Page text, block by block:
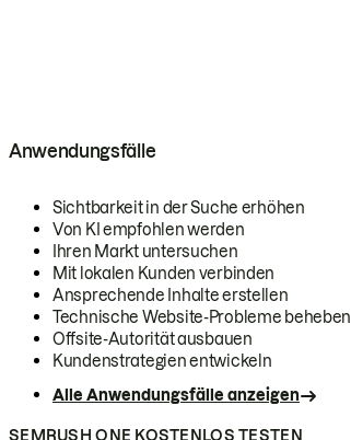
Anwendungsfälle
Sichtbarkeit in der Suche erhöhen
Von KI empfohlen werden
Ihren Markt untersuchen
Mit lokalen Kunden verbinden
Ansprechende Inhalte erstellen
Technische Website-Probleme beheben
Offsite-Autorität ausbauen
Kundenstrategien entwickeln
Alle Anwendungsfälle anzeigen
SEMRUSH ONE KOSTENLOS TESTEN